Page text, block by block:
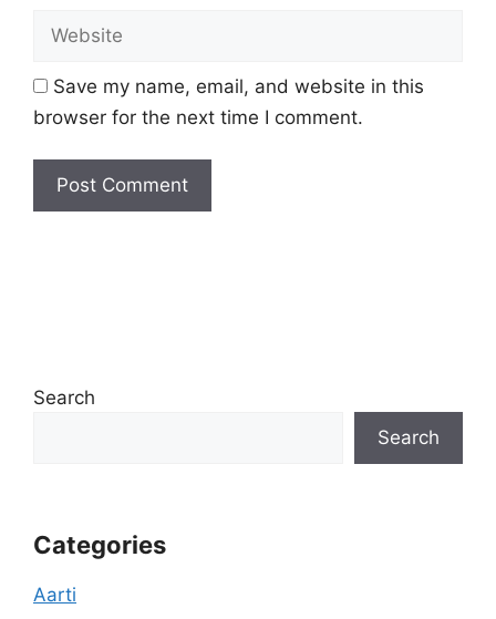
Save my name, email, and website in this
browser for the next time I comment.
Search
Search
Categories
Aarti